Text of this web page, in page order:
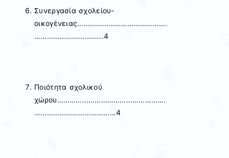
Συνεργασία σχολείου-
οικογένειας…………………………………….
…………………….……..4
Ποιότητα σχολικού
χώρου…………………………………………….
…………………………………4